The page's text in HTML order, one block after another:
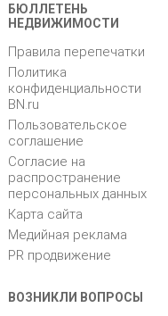
БЮЛЛЕТЕНЬ
НЕДВИЖИМОСТИ
Правила перепечатки
Политика
конфиденциальности
BN.ru
Пользовательское
соглашение
Согласие на
распространение
персональных данных
Карта сайта
Медийная реклама
PR продвижение
ВОЗНИКЛИ ВОПРОСЫ